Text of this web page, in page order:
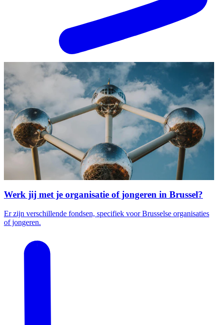
​Werk jij met je organisatie of jongeren in Brussel?
Er zijn verschillende fondsen, specifiek voor Brusselse organisaties
of jongeren.